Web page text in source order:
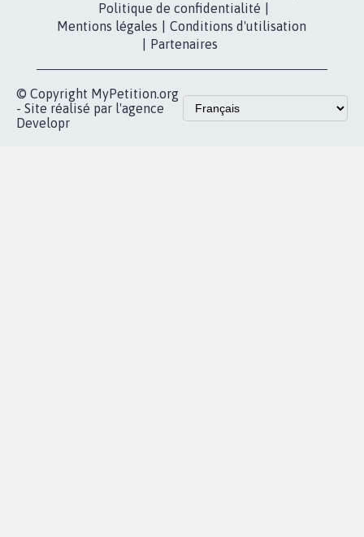
Politique de confidentialité
Mentions légales
Conditions d'utilisation
Partenaires
© Copyright MyPetition.org
- Site réalisé par l'agence
Developr